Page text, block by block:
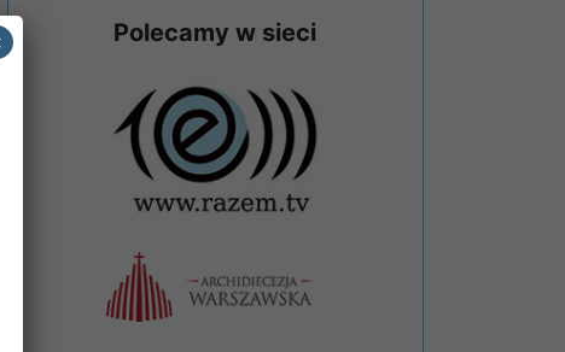
Polecamy w sieci